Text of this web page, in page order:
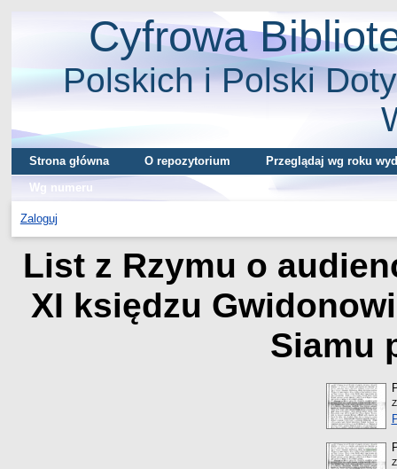
Cyfrowa
Polskich i Polski
Strona główna O repozytorium
Przeglądaj wg roku
Wg numeru
Zaloguj
List z Rzymu o
XI księdzu
Siamu